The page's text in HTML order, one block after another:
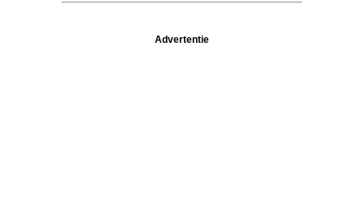
Advertentie